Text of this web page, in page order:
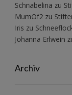
Schnabelina zu
MumOf2 zu
Iris zu
Johanna Erlwein
Archiv